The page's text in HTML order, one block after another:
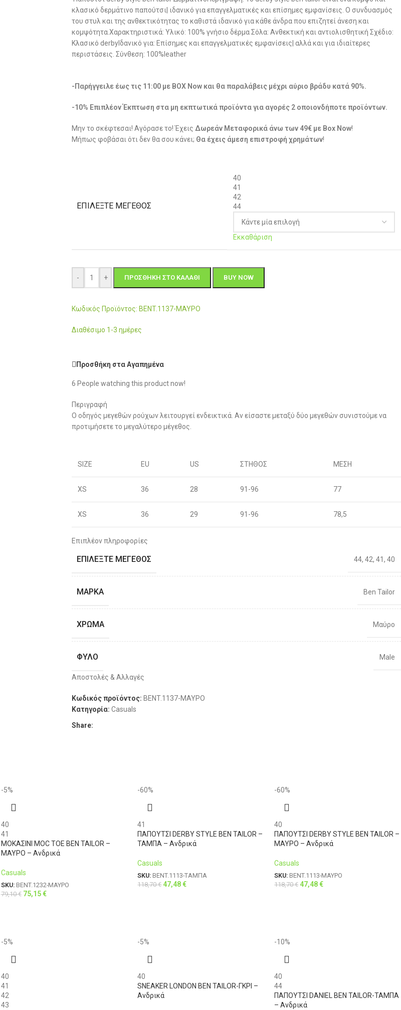
κλασικό δερμάτινο παπούτσι| ιδανικό για επαγγελματικές και επίσημες εμφανίσεις. Ο συνδυασμός
του στυλ και της ανθεκτικότητας το καθιστά ιδανικό για κάθε άνδρα που επιζητεί άνεση και
κομψότητα.Χαρακτηριστικά: Υλικό: 100% γνήσιο δέρμα Σόλα: Ανθεκτική και αντιολισθητική Σχέδιο:
Κλασικό derbyΙδανικό για: Επίσημες και επαγγελματικές εμφανίσεις| αλλά και για ιδιαίτερες
περιστάσεις. Σύνθεση: 100%leather
-Παρήγγειλε έως τις 11:00 με BOX Now και θα παραλάβεις μέχρι αύριο βράδυ κατά 90%.
-10% Επιπλέον Έκπτωση στα μη εκπτωτικά προϊόντα για αγορές 2 οποιονδήποτε προϊόντων.
Μην το σκέφτεσαι! Αγόρασε το! Έχεις Δωρεάν Μεταφορικά άνω των 49€ με Box Now!
Μήπως φοβάσαι ότι δεν θα σου κάνει; Θα έχεις άμεση επιστροφή χρημάτων!
ΕΠΙΛΈΞΤΕ ΜΈΓΕΘΟΣ
40
41
42
44
Εκκαθάριση
- + ΠΡΟΣΘΉΚΗ ΣΤΟ ΚΑΛΆΘΙ BUY NOW
Κωδικός Προϊόντος: BENT.1137-ΜΑΥΡΟ
Διαθέσιμο 1-3 ημέρες
Προσθήκη στα Αγαπημένα
6 People watching this product now!
Περιγραφή
Ο οδηγός μεγεθών ρούχων λειτουργεί ενδεικτικά. Αν είσαστε μεταξύ δύο μεγεθών συνιστούμε να
προτιμήσετε το μεγαλύτερο μέγεθος.
SIZE EU US ΣΤΗΘΟΣ ΜΕΣΗ
XS 36 28 91-96 77
XS 36 29 91-96 78,5
S 38
S 40
M
L 46 34 106-111 88
58
Επιπλέον πληροφορίες
ΕΠΙΛΈΞΤΕ ΜΈΓΕΘΟΣ 44, 42, 41 , 40
ΜΆΡΚΑ Ben Tailor
ΧΡΏΜΑ Μαύρο
ΦΎΛΟ Male
Αποστολές & Αλλαγές
Κωδικός προϊόντος: BENT.1137-ΜΑΥΡΟ
Κατηγορία: Casuals
Share:
-5%
40
41
ΜΟΚΑΣΙΝΙ MOC TOE BEN TAILOR –
ΜΑΥΡΟ – Ανδρικά
Casuals
SKU: BENT.1232-ΜΑΥΡΟ
79,10€ 75,15€
-60%
41
ΠΑΠΟΥΤΣΙ DERBY STYLE BEN TAILOR –
ΤΑΜΠΑ – Ανδρικά
Casuals
SKU: BENT.1113-ΤΑΜΠΑ
118,70€ 47,48€
-60%
40
ΠΑΠΟΥΤΣΙ DERBY STYLE BEN TAILOR –
ΜΑΥΡΟ – Ανδρικά
Casuals
SKU: BENT.1113-ΜΑΥΡΟ
118,70€ 47,48€
-5%
40
41
42
43
-5%
40
SNEAKER LONDON BEN TAILOR-ΓΚΡΙ –
Ανδρικά
-10%
40
44
ΠΑΠΟΥΤΣΙ DANIEL BEN TAILOR-ΤΑΜΠΑ
– Ανδρικά